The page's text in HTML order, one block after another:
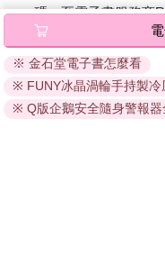
碼』至電子書服務商
退換貨須知：
因版權保護，您在金
的閱讀軟體開啟閱讀
依據「消費者保護法
※ 金石堂電子書怎麼看
※ FUNY冰晶渦輪手持製
※ Q版企鵝安全隨身警報